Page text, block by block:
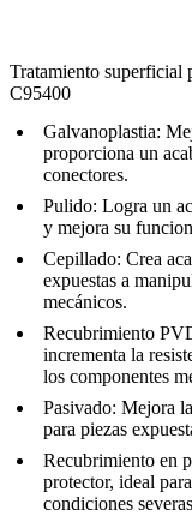
Tratamiento superficial
C95400
Galvanoplastia:
proporciona un
conectores.
Pulido: Logra un
y mejora su
Cepillado: Crea
expuestas a
mecánicos.
Recubrimiento
incrementa la
los componentes
Pasivado: Mejora
para piezas
Recubrimiento en
protector, ideal
condiciones